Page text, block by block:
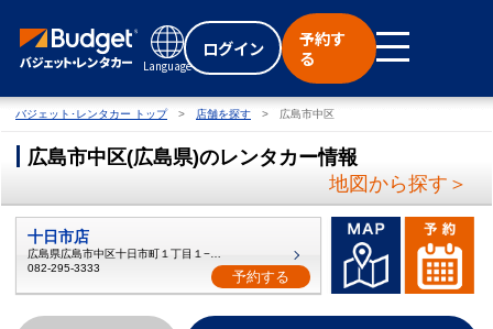
Language
ログイン
予約す
る
バジェット･レンタカー トップ 店舗を探す 広島市中区
広島市中区(広島県)のレンタカー情報
地図から探す＞
十日市店
082-295-3333
予約する